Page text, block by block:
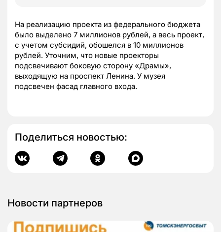
На реализацию проекта из федерального бюджета
было выделено 7 миллионов рублей, а весь проект,
с учетом субсидий, обошелся в 10 миллионов
рублей. Уточним, что новые проекторы
подсвечивают боковую сторону «Драмы»,
выходящую на проспект Ленина. У музея
подсвечен фасад главного входа.
Поделиться новостью:
Новости партнеров